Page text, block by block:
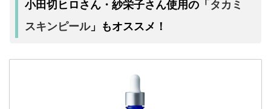
小田切ヒロさん・紗栄子さん使用の「 タカミ
スキンピール」もオススメ！